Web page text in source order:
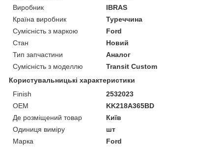
Виробник
IBRAS
Країна виробник
Туреччина
Сумісність з маркою
Ford
Стан
Новий
Тип запчастини
Аналог
Сумісність з моделлю
Transit Custom
Користувальницькі характеристики
Finish
2532023
OEM
KK218A365BD
Де розміщений товар
Київ
Одиниця виміру
шт
Марка
Ford